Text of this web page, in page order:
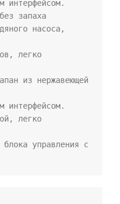
интерфейсом.
запаха
насоса,
легко
из нержавеющей
интерфейсом.
легко
блока управления с